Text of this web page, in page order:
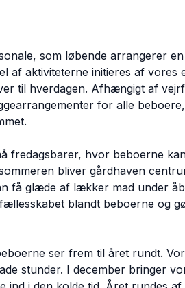
som løbende arrangerer
af aktiviteterne initieres af vores
til hverdagen. Afhængigt af
for alle
fredagsbarer, hvor beboerne
bliver gårdhaven
få glæde af lækker mad under
blandt beboerne og
ser frem til året rundt.
stunder. I december bringer